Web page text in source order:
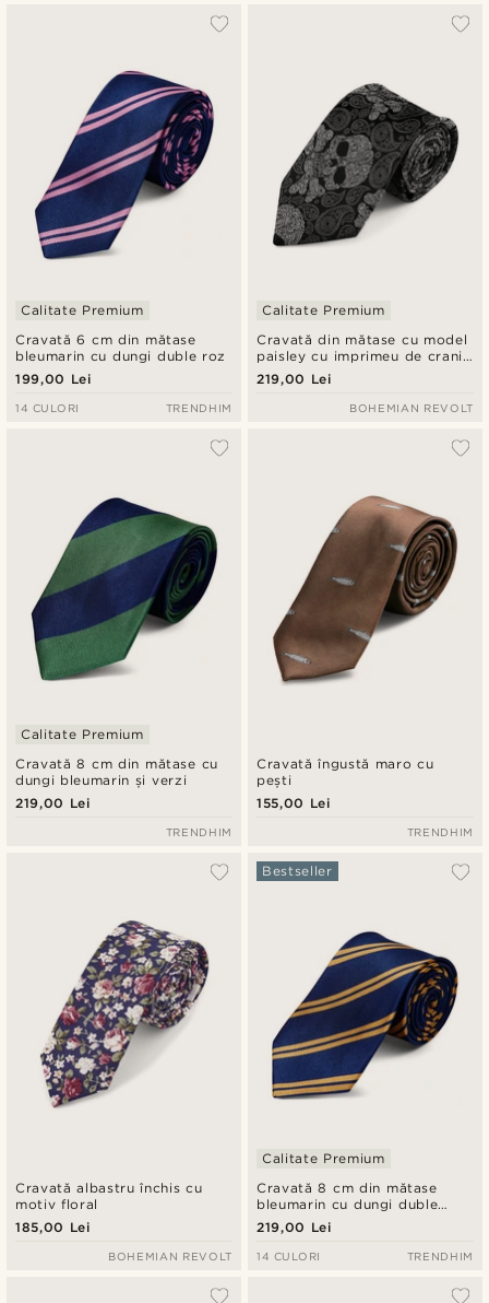
Cravată 6 cm din mătase
bleumarin cu dungi duble roz
Calitate Premium
199,00 Lei
14 CULORI TRENDHIM
Cravată din mătase cu model
paisley cu imprimeu de cranii
negru și gri | 8 cm
Calitate Premium
219,00 Lei
BOHEMIAN REVOLT
Cravată 8 cm din mătase cu
dungi bleumarin și verzi
Calitate Premium
219,00 Lei
TRENDHIM
Cravată îngustă maro cu
pești
155,00 Lei
TRENDHIM
Cravată albastru închis cu
motiv floral
185,00 Lei
BOHEMIAN REVOLT
Cravată 8 cm din mătase
bleumarin cu dungi duble
aurii
Bestseller
Calitate Premium
219,00 Lei
14 CULORI TRENDHIM